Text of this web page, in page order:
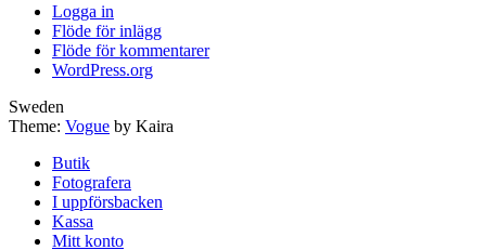
Logga in
Flöde för inlägg
Flöde för kommentarer
WordPress.org
Sweden
Theme: Vogue by Kaira
Butik
Fotografera
I uppförsbacken
Kassa
Mitt konto